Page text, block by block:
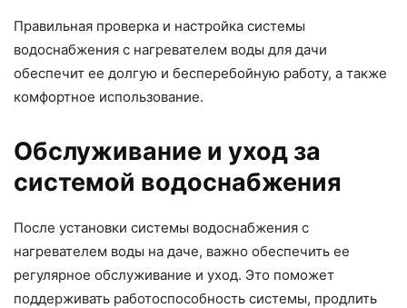
Правильная проверка и настройка системы
водоснабжения с нагревателем воды для дачи
обеспечит ее долгую и бесперебойную работу, а также
комфортное использование.
Обслуживание и уход за
системой водоснабжения
После установки системы водоснабжения с
нагревателем воды на даче, важно обеспечить ее
регулярное обслуживание и уход. Это поможет
поддерживать работоспособность системы, продлить